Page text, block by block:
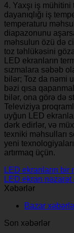
4. Yaxşı iş
dayanıqlığı iş
temperaturu
diapazonunu
məhsulun özü də
toz təhlükəsini
LED ekranların
sızmalara səbəb
bilər; Toz da nəmi
bəzi qısa
bilər, ona görə də
Televiziya
uyğun LED
dərk edirlər, və
texniki məhsulları
yeni
artırmaq üçün.
LED ekranların bir
LED ekran
Xəbərlər
Bazar
Son xəbərlər